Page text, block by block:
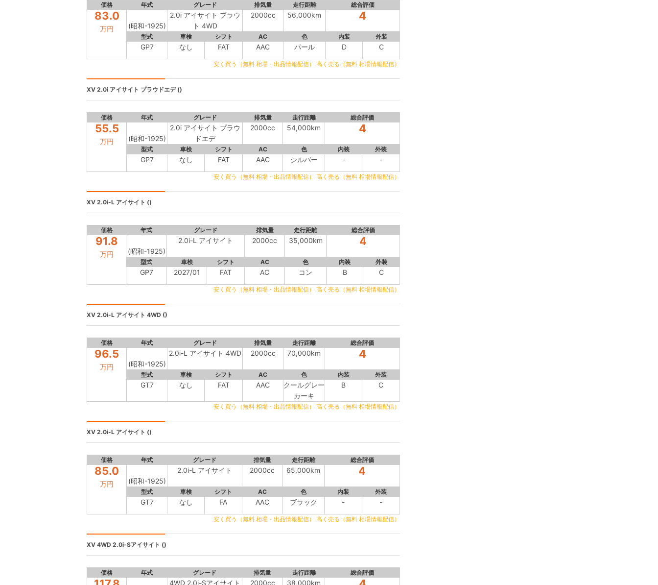
価格 年式 グレード 排気量 走行距離 総合評価
83.0
万円 (昭和-1925)
2.0i アイサイト プラウ
ト 4WD
2000cc 56,000km 4
型式 車検 シフト AC 色 内装 外装
GP7 なし FAT AAC パール D C
安く買う（無料 相場・出品情報配信） 高く売る（無料 相場情報配信）
XV 2.0i アイサイト プラウドエデ ()
価格 年式 グレード 排気量 走行距離 総合評価
55.5
万円 (昭和-1925)
2.0i アイサイト プラウ
ドエデ
2000cc 54,000km 4
型式 車検 シフト AC 色 内装 外装
GP7 なし FAT AAC シルバー - -
安く買う（無料 相場・出品情報配信） 高く売る（無料 相場情報配信）
XV 2.0i-L アイサイト ()
価格 年式 グレード 排気量 走行距離 総合評価
91.8
万円 (昭和-1925)
2.0i-L アイサイト 2000cc 35,000km 4
型式 車検 シフト AC 色 内装 外装
GP7 2027/01 FAT AC コン B C
安く買う（無料 相場・出品情報配信） 高く売る（無料 相場情報配信）
XV 2.0i-L アイサイト 4WD ()
価格 年式 グレード 排気量 走行距離 総合評価
96.5
万円 (昭和-1925)
2.0i-L アイサイト 4WD 2000cc 70,000km 4
型式 車検 シフト AC 色 内装 外装
GT7 なし FAT AAC
クールグレー
カーキ
B C
安く買う（無料 相場・出品情報配信） 高く売る（無料 相場情報配信）
XV 2.0i-L アイサイト ()
価格 年式 グレード 排気量 走行距離 総合評価
85.0
万円 (昭和-1925)
2.0i-L アイサイト 2000cc 65,000km 4
型式 車検 シフト AC 色 内装 外装
GT7 なし FA AAC ブラック - -
安く買う（無料 相場・出品情報配信） 高く売る（無料 相場情報配信）
XV 4WD 2.0i-Sアイサイト ()
価格 年式 グレード 排気量 走行距離 総合評価
4WD 2.0i-Sアイサイト 2000cc 38,000km